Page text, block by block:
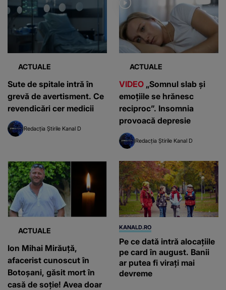
ACTUALE
Sute de spitale intră în
grevă de avertisment. Ce
revendicări cer medicii
Redacția Știrile Kanal D
ACTUALE
VIDEO „Somnul slab și
emoțiile se hrănesc
reciproc”. Insomnia
provoacă depresie
Redacția Știrile Kanal D
ACTUALE
Ion Mihai Mirăuță,
afacerist cunoscut în
Botoșani, găsit mort în
casă de soție! Avea doar
KANALD.RO
Pe ce dată intră alocațiile
pe card în august. Banii
ar putea fi virați mai
devreme